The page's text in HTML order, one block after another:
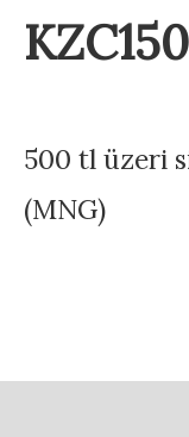
KZC150
500 tl üzeri
(MNG)